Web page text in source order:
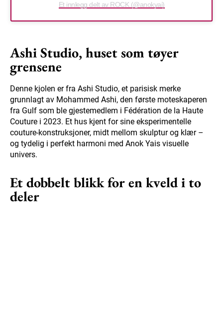
Et innlegg delt av ROCK (@anokyai)
Ashi Studio, huset som tøyer
grensene
Denne kjolen er fra Ashi Studio, et parisisk merke
grunnlagt av Mohammed Ashi, den første moteskaperen
fra Gulf som ble gjestemedlem i Fédération de la Haute
Couture i 2023. Et hus kjent for sine eksperimentelle
couture-konstruksjoner, midt mellom skulptur og klær –
og tydelig i perfekt harmoni med Anok Yais visuelle
univers.
Et dobbelt blikk for en kveld i to
deler